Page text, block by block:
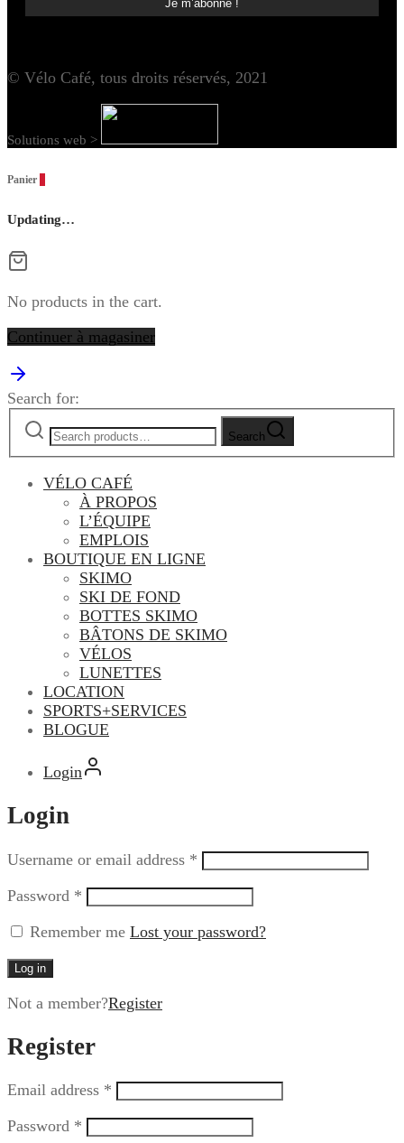
© Vélo Café, tous droits réservés, 2021
Solutions web >
Panier
Updating…
No products in the cart.
Continuer à magasiner
Search for:
Search
VÉLO CAFÉ
À PROPOS
L’ÉQUIPE
EMPLOIS
BOUTIQUE EN LIGNE
SKIMO
SKI DE FOND
BOTTES SKIMO
BÂTONS DE SKIMO
VÉLOS
LUNETTES
LOCATION
SPORTS+SERVICES
BLOGUE
Login
Login
Username or email address *
Password *
Remember me Lost your password?
Log in
Not a member?Register
Register
Email address *
Password *